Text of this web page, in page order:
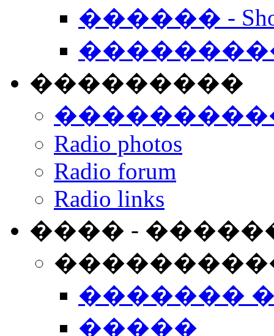
������ -
���������
Radio photos
Radio forum
Radio links
���� -
�������
�����